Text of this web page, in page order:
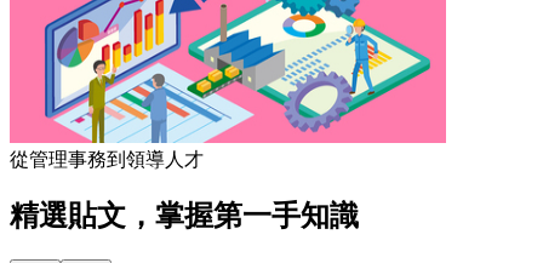
從管理事務到領導人才
精選貼文，掌握第一手知識